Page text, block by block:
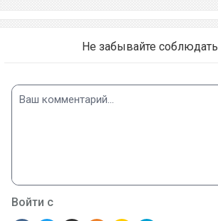
Не забывайте соблюдать
Войти с